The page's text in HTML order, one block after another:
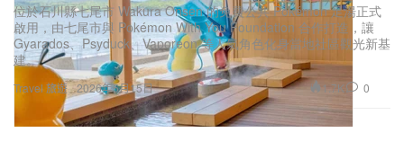
Travel 旅遊
位於石川縣七尾市 Wakura Onsen 的免費公共 Pokémon 足湯正式
啟用，由七尾市與 Pokémon With You Foundation 合作打造，讓
Gyarados、Psyduck、Vaporeon 等人氣角色化身當地社區觀光新基
建。
2026年5月15日 1.7K 0